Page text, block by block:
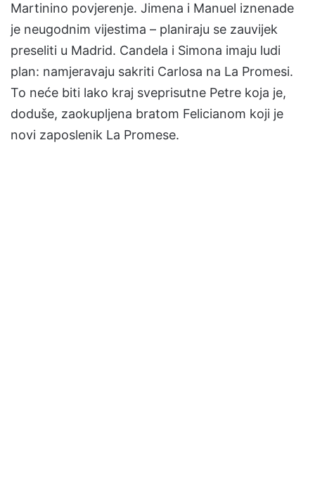
Martinino povjerenje. Jimena i Manuel iznenade
je neugodnim vijestima – planiraju se zauvijek
preseliti u Madrid. Candela i Simona imaju ludi
plan: namjeravaju sakriti Carlosa na La Promesi.
To neće biti lako kraj sveprisutne Petre koja je,
doduše, zaokupljena bratom Felicianom koji je
novi zaposlenik La Promese.